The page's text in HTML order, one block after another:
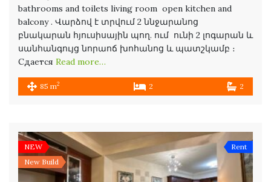
bathrooms and toilets living room open kitchen and
balcony . Վարձով է տրվում 2 ննջարանոց
բնակարան հյուսիսային պող. ում ունի 2 լոգարան և
սանհանգույց նորաոճ խոհանոց և պատշկամբ ։
Сдается Read more…
85 m2 2 2
NEW
New Build
Rent